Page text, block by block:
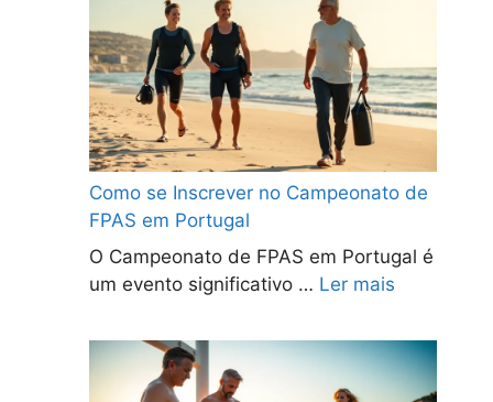
Como se Inscrever no Campeonato de
FPAS em Portugal
O Campeonato de FPAS em Portugal é
um evento significativo … Ler mais